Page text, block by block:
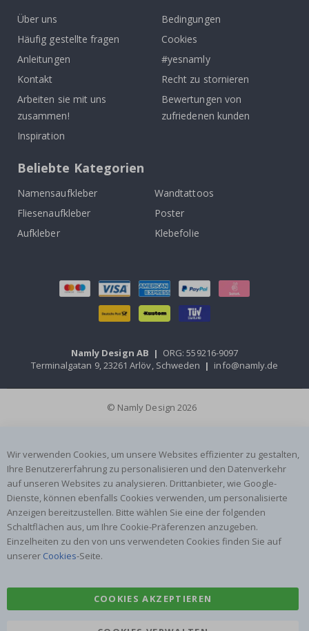
Über uns
Häufig gestellte fragen
Anleitungen
Kontakt
Arbeiten sie mit uns
zusammen!
Inspiration
Bedingungen
Cookies
#yesnamly
Recht zu stornieren
Bewertungen von
zufriedenen kunden
Beliebte Kategorien
Namensaufkleber
Wandtattoos
Fliesenaufkleber
Poster
Aufkleber
Klebefolie
Namly Design AB | ORG: 559216-9097
Terminalgatan 9, 23261 Arlöv, Schweden | info@namly.de
© Namly Design 2026
Wir verwenden Cookies, um unsere Websites effizienter zu gestalten,
Ihre Benutzererfahrung zu personalisieren und den Datenverkehr
auf unseren Websites zu analysieren. Drittanbieter, wie Google-
Dienste, können ebenfalls Cookies verwenden, um personalisierte
Anzeigen bereitzustellen. Bitte wählen Sie eine der folgenden
Schaltflächen aus, um Ihre Cookie-Präferenzen anzugeben.
Einzelheiten zu den von uns verwendeten Cookies finden Sie auf
unserer Cookies-Seite.
COOKIES AKZEPTIEREN